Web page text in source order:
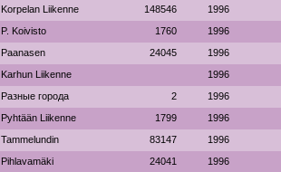
Korpelan Liikenne 148546 1996
P. Koivisto 1760 1996
Paanasen 24045 1996
Karhun Liikenne 1996
Разные города 2 1996
Pyhtään Liikenne 1799 1996
Tammelundin 83147 1996
Pihlavamäki 24041 1996